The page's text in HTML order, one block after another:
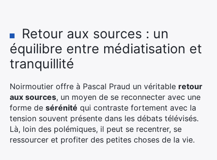
Retour aux sources : un
équilibre entre médiatisation et
tranquillité
Noirmoutier offre à Pascal Praud un véritable retour
aux sources, un moyen de se reconnecter avec une
forme de sérénité qui contraste fortement avec la
tension souvent présente dans les débats télévisés.
Là, loin des polémiques, il peut se recentrer, se
ressourcer et profiter des petites choses de la vie.